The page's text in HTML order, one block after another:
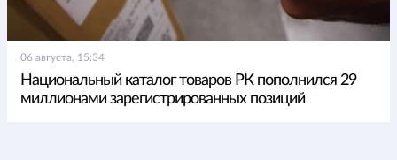
06 августа, 15:34
Национальный каталог товаров РК пополнился 29
миллионами зарегистрированных позиций